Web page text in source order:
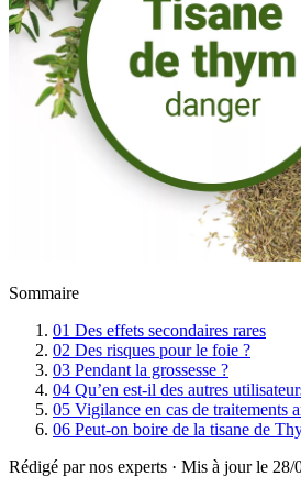
Sommaire
01 Des effets secondaires rares
02 Des risques pour le foie ?
03 Pendant la grossesse ?
04 Qu’en est-il des autres
05 Vigilance en cas de traitements
06 Peut-on boire de la tisane de
Rédigé par nos experts · Mis à jour le 28/